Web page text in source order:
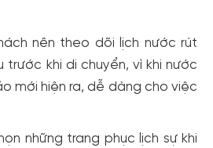
nên theo dõi lịch nước rút
trước khi di chuyển, vì khi nước
mới hiện ra, dễ dàng cho việc
những trang phục lịch sự khi